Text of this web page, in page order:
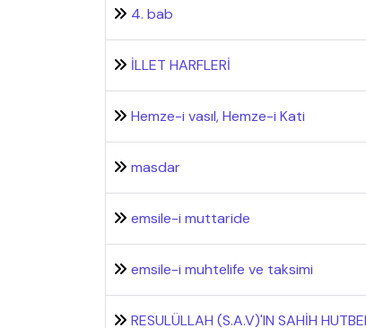
4. bab
İLLET HARFLERİ
Hemze-i vasıl, Hemze-i Kati
masdar
emsile-i muttaride
emsile-i muhtelife ve taksimi
RESULÜLLAH (S.A.V)'IN SAHİH